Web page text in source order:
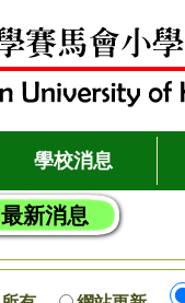
學校消息
最新消息